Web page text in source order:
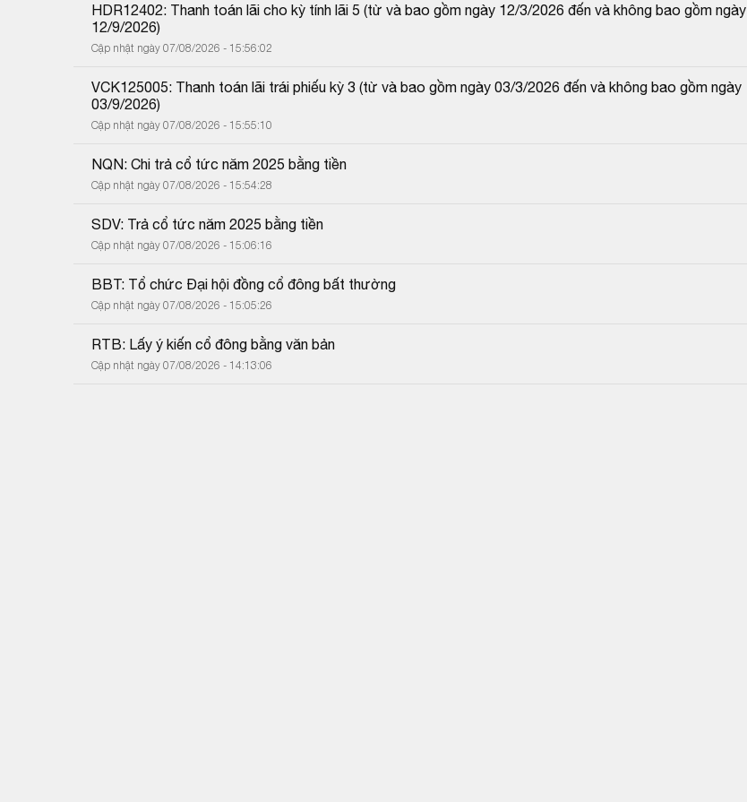
HDR12402: Thanh toán lãi cho kỳ tính lãi 5 (từ và bao gồm ngày 12/3/2026 đến và không bao gồm ngày
12/9/2026)
Cập nhật ngày 07/08/2026 - 15:56:02
VCK125005: Thanh toán lãi trái phiếu kỳ 3 (từ và bao gồm ngày 03/3/2026 đến và không bao gồm ngày
03/9/2026)
Cập nhật ngày 07/08/2026 - 15:55:10
NQN: Chi trả cổ tức năm 2025 bằng tiền
Cập nhật ngày 07/08/2026 - 15:54:28
SDV: Trả cổ tức năm 2025 bằng tiền
Cập nhật ngày 07/08/2026 - 15:06:16
BBT: Tổ chức Đại hội đồng cổ đông bất thường
Cập nhật ngày 07/08/2026 - 15:05:26
RTB: Lấy ý kiến cổ đông bằng văn bản
Cập nhật ngày 07/08/2026 - 14:13:06